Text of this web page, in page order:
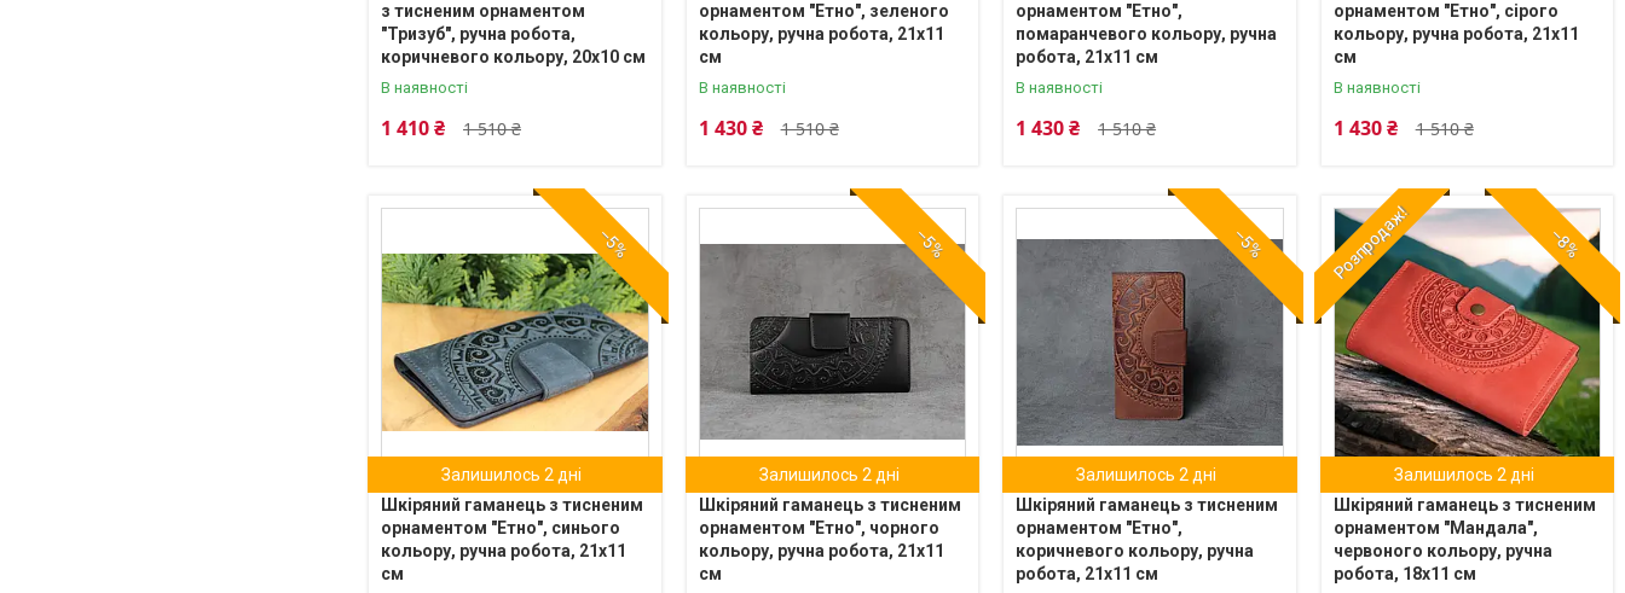
з тисненим орнаментом
"Тризуб", ручна робота,
коричневого кольору, 20х10 см
В наявності
1 510 ₴
1 410 ₴
орнаментом "Етно", зеленого
кольору, ручна робота, 21х11
см
В наявності
1 510 ₴
1 430 ₴
орнаментом "Етно",
помаранчевого кольору, ручна
робота, 21х11 см
В наявності
1 510 ₴
1 430 ₴
орнаментом "Етно", сірого
кольору, ручна робота, 21х11
см
В наявності
1 510 ₴
1 430 ₴
–5%
Залишилось 2 дні
Шкіряний гаманець з тисненим
орнаментом "Етно", синього
кольору, ручна робота, 21х11
см
–5%
Залишилось 2 дні
Шкіряний гаманець з тисненим
орнаментом "Етно", чорного
кольору, ручна робота, 21х11
см
–5%
Залишилось 2 дні
Шкіряний гаманець з тисненим
орнаментом "Етно",
коричневого кольору, ручна
робота, 21х11 см
Розпродаж! –8%
Залишилось 2 дні
Шкіряний гаманець з тисненим
орнаментом "Мандала",
червоного кольору, ручна
робота, 18х11 см